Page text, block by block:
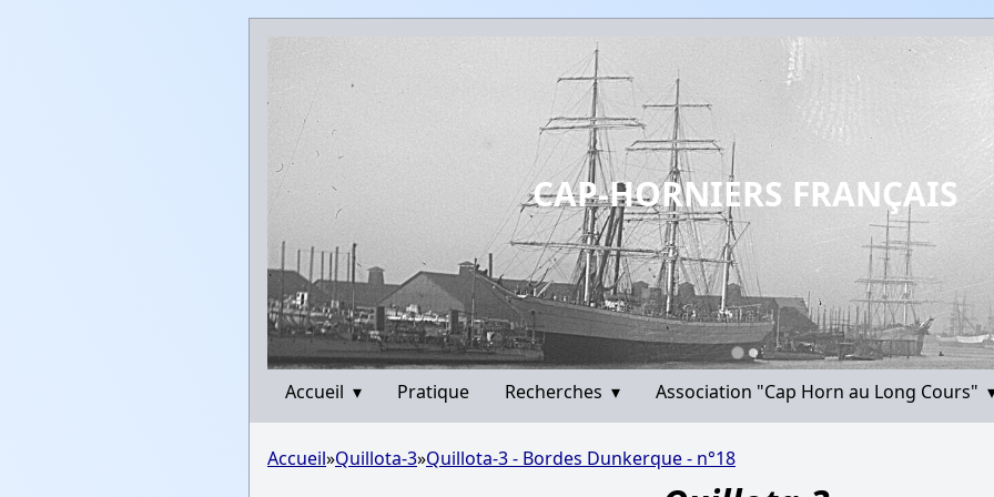
CAP-HORNIERS FRANÇAIS
Accueil ▾ Pratique Recherches ▾ Association "Cap Horn au Long Cours"
Accueil»Quillota-3»Quillota-3 - Bordes Dunkerque - n°18